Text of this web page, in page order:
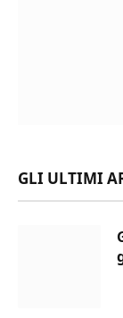
GLI ULTIMI